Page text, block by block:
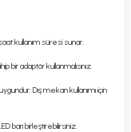
kullanım süresi sunar.
bir adaptör kullanmalısınız.
Dış mekan kullanımı için
barı birleştirebilirsiniz.